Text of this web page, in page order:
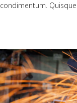
condimentum.